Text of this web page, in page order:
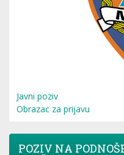
Javni poziv
Obrazac za prijavu
POZIV NA